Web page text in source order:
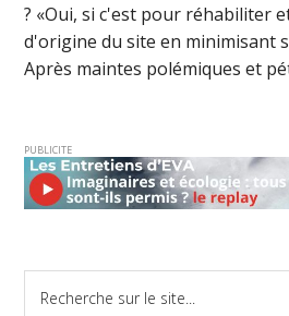
? «Oui, si c'est pour réhabiliter
d'origine du site en minimisant
Après maintes polémiques et
PUBLICITE